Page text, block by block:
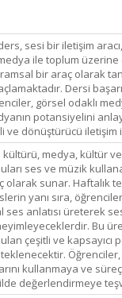
sesi bir iletişim
ile toplum üzerine
bir araç olarak
Dersi
görsel odaklı
potansiyelini
ve dönüştürücü iletişim
kültürü, medya, kültür
ses ve müzik
olarak sunar. Haftalık
yanı sıra,
ses anlatısı üreterek
Bu
çeşitli ve kapsayıcı
kullanmaya ve
değerlendirmeye